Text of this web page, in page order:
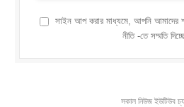
সাইন আপ করার মাধ্যমে, আপনি আমাদের
নীতি -তে সম্মতি
সকাল নিউজ ইউটিউব